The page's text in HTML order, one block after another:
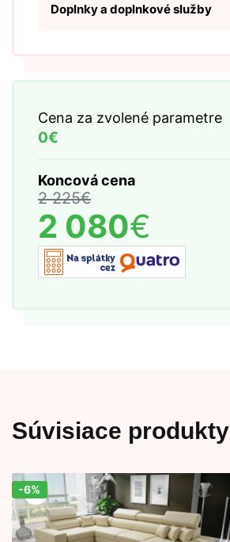
Doplnky a doplnkové služby
Cena za zvolené parametre
0€
Koncová cena
2 225€
2 080€
Súvisiace produkty
Zľava!
-6%